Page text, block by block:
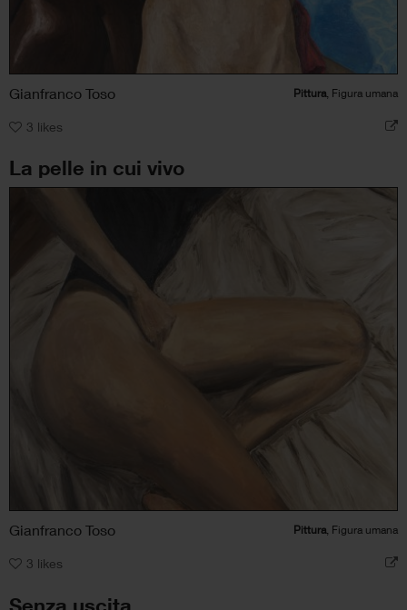
Gianfranco Toso Pittura , Figura umana
3 likes
La pelle in cui vivo
Gianfranco Toso Pittura , Figura umana
3 likes
Senza uscita